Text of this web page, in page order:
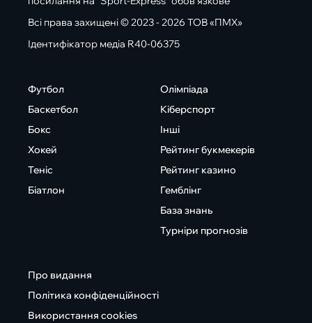
Всі права захищені © 2023 - 2026 ТОВ «ПМХ»
Ідентифікатор медіа R40-06375
Футбол
Баскетбол
Бокс
Хокей
Теніс
Біатлон
Олімпіада
Кіберспорт
Інші
Рейтинг букмекерів
Рейтинг казино
Гемблінг
База знань
Турніри прогнозів
Про видання
Політика конфіденційності
Використання cookies